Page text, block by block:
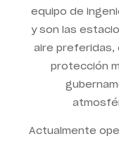
equipo de
y son las
aire preferidas,
protección
Actualmente